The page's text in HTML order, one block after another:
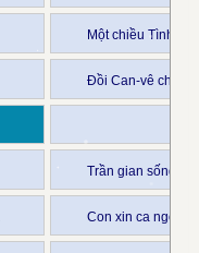
Một chiều Tình
Đồi Can-vê chiều
Trần gian sống
Con xin ca ngợi